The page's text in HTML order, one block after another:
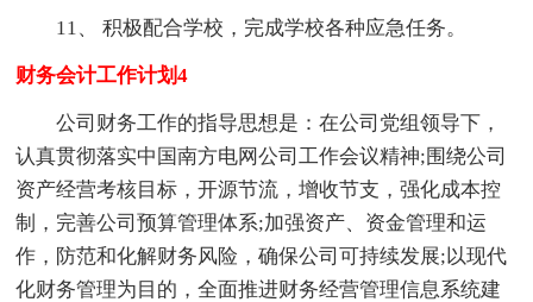
11、 积极配合学校，完成学校各种应急任务。
财务会计工作计划4
公司财务工作的指导思想是：在公司党组领导下，
认真贯彻落实中国南方电网公司工作会议精神;围绕公司
资产经营考核目标，开源节流，增收节支，强化成本控
制，完善公司预算管理体系;加强资产、资金管理和运
作，防范和化解财务风险，确保公司可持续发展;以现代
化财务管理为目的，全面推进财务经营管理信息系统建